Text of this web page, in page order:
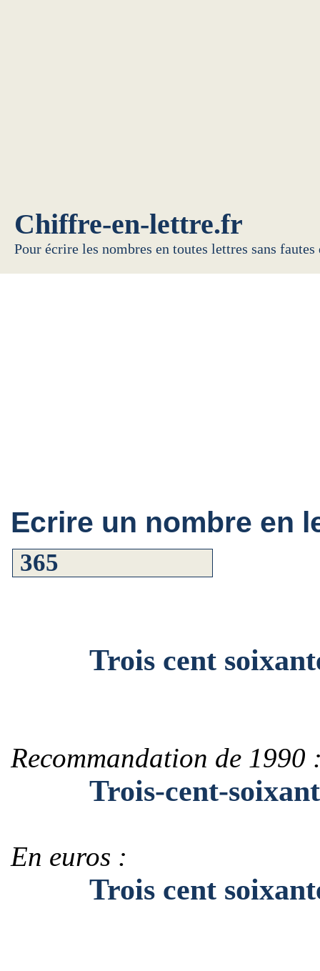
Chiffre-en-lettre.fr
Pour écrire les nombres en toutes lettres sans
Ecrire un nombre en
Trois cent
Recommandation de 1990
Trois-cent-
En euros :
Trois cent